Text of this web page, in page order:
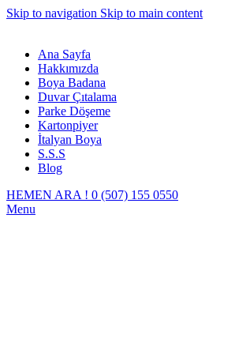
Skip to navigation Skip to main content
Ana Sayfa
Hakkımızda
Boya Badana
Duvar Çıtalama
Parke Döşeme
Kartonpiyer
İtalyan Boya
S.S.S
Blog
HEMEN ARA ! 0 (507) 155 0550
Menu